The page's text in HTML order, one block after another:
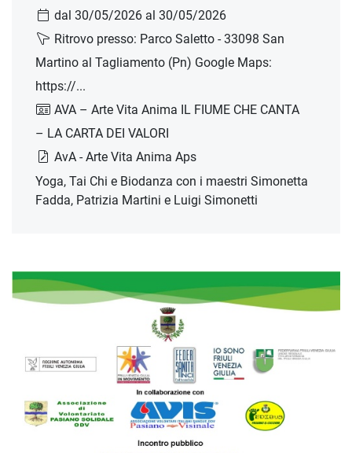
dal 30/05/2026 al 30/05/2026
Ritrovo presso: Parco Saletto - 33098 San
Martino al Tagliamento (Pn) Google Maps:
https://...
AVA – Arte Vita Anima IL FIUME CHE CANTA
– LA CARTA DEI VALORI
AvA - Arte Vita Anima Aps
Yoga, Tai Chi e Biodanza con i maestri Simonetta
Fadda, Patrizia Martini e Luigi Simonetti